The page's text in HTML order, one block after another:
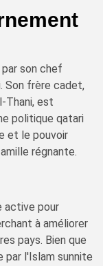
son chef
Son frère cadet,
Thani, est
politique qatari
et le pouvoir
régnante.
active pour
à améliorer
pays. Bien que
par l'Islam sunnite